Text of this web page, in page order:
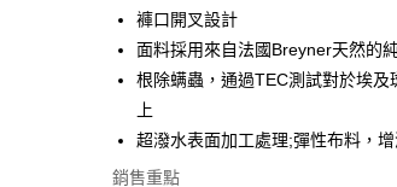
Google Pay
運送方式
宅配
每筆NT$90，滿NT$899(含以上)免運費
褲口開叉設計
面料採用來自法國Breyner天然的
根除螨蟲，通過TEC測試對於埃
上
超潑水表面加工處理;彈性布料，
銷售重點